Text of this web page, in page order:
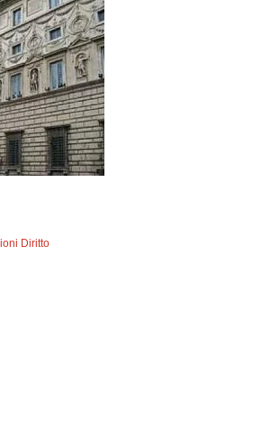
Diritto